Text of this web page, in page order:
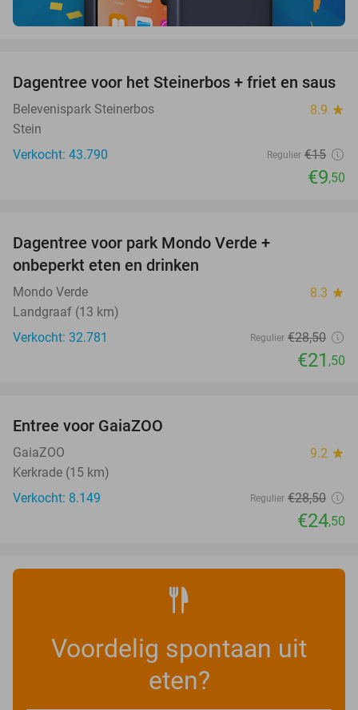
37%
Dagentree voor het Steinerbos + friet en saus
Belevenispark Steinerbos 8.9 star
Stein
Verkocht: 43.790
Regulier €15
€9,50
Dagentree voor park Mondo Verde +
onbeperkt eten en drinken
Mondo Verde 8.3 star
Landgraaf (13 km)
Verkocht: 32.781
Regulier €28,50
€21 ,50
Entree voor GaiaZOO
GaiaZOO 9.2 star
Kerkrade (15 km)
Verkocht: 8.149
Regulier €28,50
€24,50
Voordelig spontaan uit
eten?